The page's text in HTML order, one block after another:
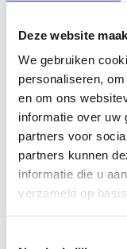
Deze website
We gebruiken
personaliseren,
en om ons
informatie over uw
partners voor
partners kunnen
informatie die u
verzameld op
Op ons
avontuur.
obstakels en
teambuilding